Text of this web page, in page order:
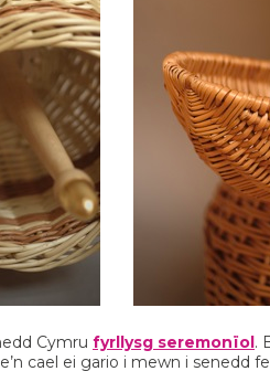
Cymru fyrllysg seremonïol.
cael ei gario i mewn i senedd